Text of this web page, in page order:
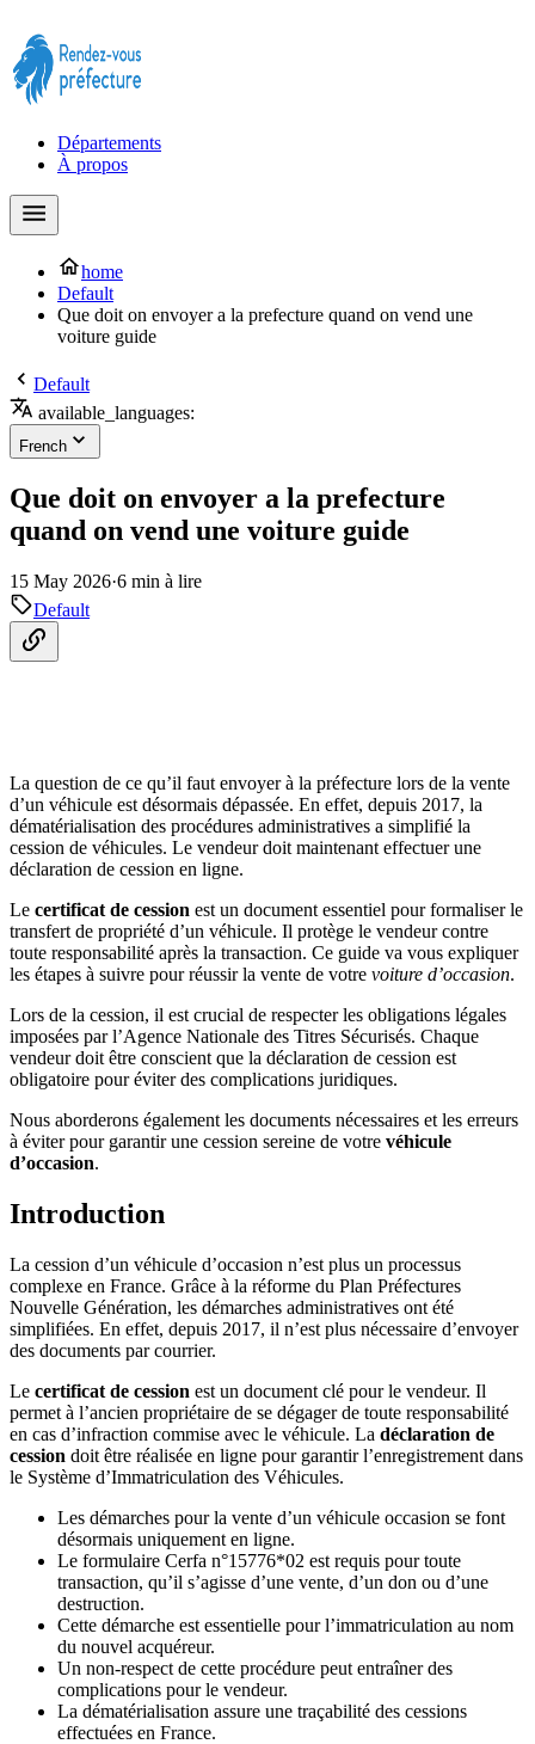
Départements
À propos
home
Default
Que doit on envoyer a la prefecture quand on vend une
voiture guide
Default
available_languages:
French
Que doit on envoyer a la prefecture
quand on vend une voiture guide
15 May 2026·6 min à lire
Default
La question de ce qu’il faut envoyer à la préfecture lors de la vente
d’un véhicule est désormais dépassée. En effet, depuis 2017, la
dématérialisation des procédures administratives a simplifié la
cession de véhicules. Le vendeur doit maintenant effectuer une
déclaration de cession en ligne.
Le certificat de cession est un document essentiel pour formaliser le
transfert de propriété d’un véhicule. Il protège le vendeur contre
toute responsabilité après la transaction. Ce guide va vous expliquer
les étapes à suivre pour réussir la vente de votre voiture d’occasion.
Lors de la cession, il est crucial de respecter les obligations légales
imposées par l’Agence Nationale des Titres Sécurisés. Chaque
vendeur doit être conscient que la déclaration de cession est
obligatoire pour éviter des complications juridiques.
Nous aborderons également les documents nécessaires et les erreurs
à éviter pour garantir une cession sereine de votre véhicule
d’occasion.
Introduction
La cession d’un véhicule d’occasion n’est plus un processus
complexe en France. Grâce à la réforme du Plan Préfectures
Nouvelle Génération, les démarches administratives ont été
simplifiées. En effet, depuis 2017, il n’est plus nécessaire d’envoyer
des documents par courrier.
Le certificat de cession est un document clé pour le vendeur. Il
permet à l’ancien propriétaire de se dégager de toute responsabilité
en cas d’infraction commise avec le véhicule. La déclaration de
cession doit être réalisée en ligne pour garantir l’enregistrement dans
le Système d’Immatriculation des Véhicules.
Les démarches pour la vente d’un véhicule occasion se font
désormais uniquement en ligne.
Le formulaire Cerfa n°15776*02 est requis pour toute
transaction, qu’il s’agisse d’une vente, d’un don ou d’une
destruction.
Cette démarche est essentielle pour l’immatriculation au nom
du nouvel acquéreur.
Un non-respect de cette procédure peut entraîner des
complications pour le vendeur.
La dématérialisation assure une traçabilité des cessions
effectuées en France.